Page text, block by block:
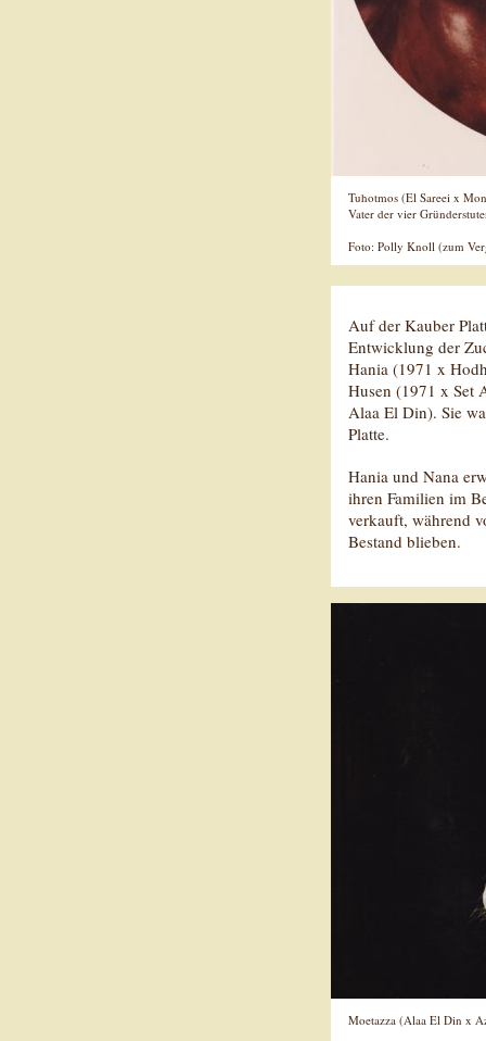
Tuhotmos (El Sareei x
Vater der vier
Foto: Polly Knoll (zum
Auf der Kauber
Entwicklung der
Hania (1971 x
Husen (1971 x Set
Alaa El Din). Sie
Platte.
Hania und Nana
ihren Familien im
verkauft, während
Bestand blieben.
Moetazza (Alaa El Din x